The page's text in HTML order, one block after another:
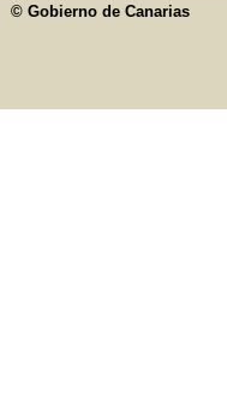
© Gobierno de Canarias